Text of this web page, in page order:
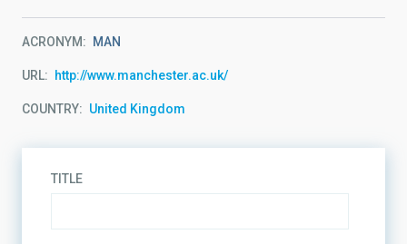
ACRONYM MAN
URL http://www.manchester.ac.uk/
COUNTRY United Kingdom
TITLE